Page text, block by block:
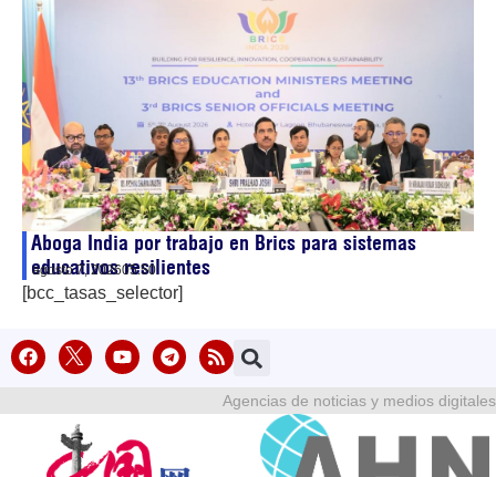
Aboga India por trabajo en Brics para sistemas
educativos resilientes
agosto 7, 202605:50
[bcc_tasas_selector]
Agencias de noticias y medios digitales